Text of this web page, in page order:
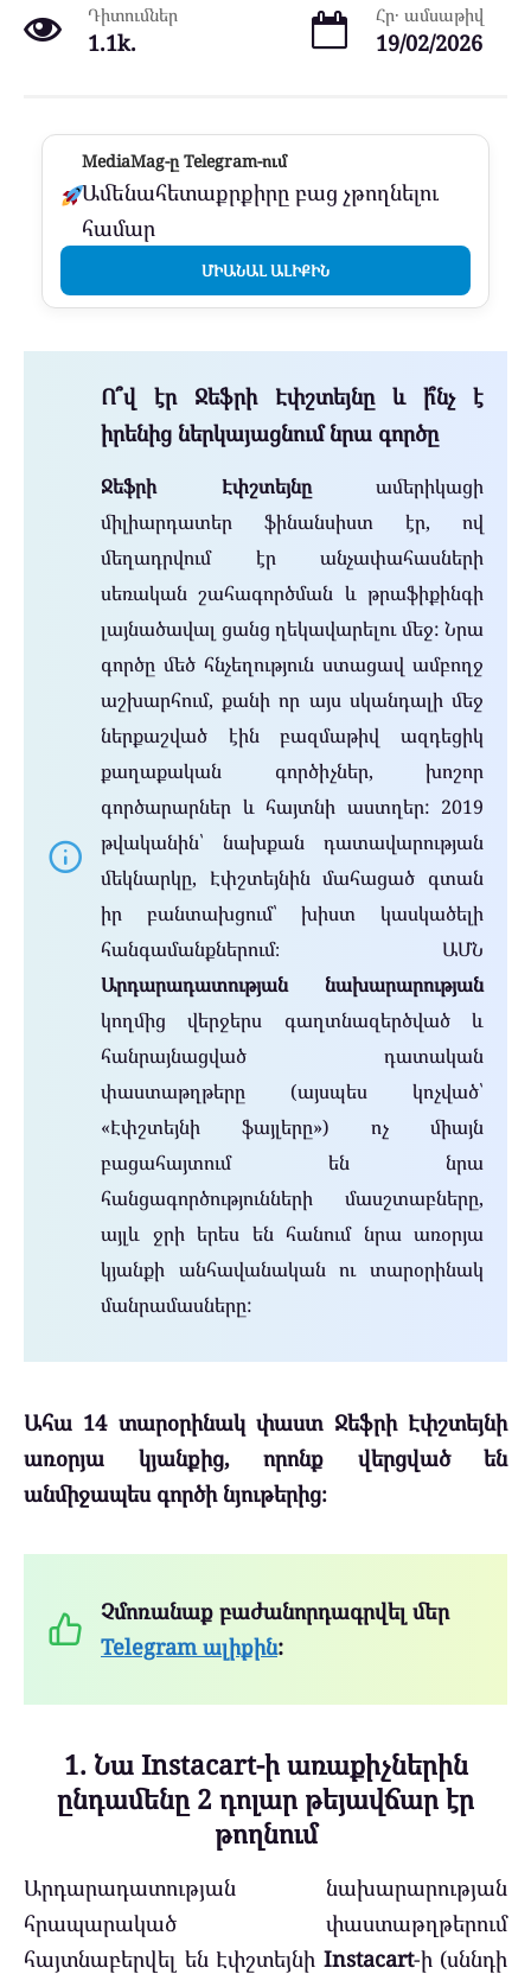
Դիտումներ
1.1k.
Հր․ ամսաթիվ
19/02/2026
MediaMag-ը Telegram-ում
Ամենահետաքրքիրը բաց չթողնելու
համար
ՄԻԱՆԱԼ ԱԼԻՔԻՆ
Ո՞վ էր Ջեֆրի Էփշտեյնը և ի՞նչ է
իրենից ներկայացնում նրա գործը
Ջեֆրի Էփշտեյնըամերիկացի
միլիարդատեր ֆինանսիստ էր, ով
մեղադրվում էր անչափահասների
սեռական շահագործման և թրաֆիքինգի
լայնածավալ ցանց ղեկավարելու մեջ: Նրա
գործը մեծ հնչեղություն ստացավ ամբողջ
աշխարհում, քանի որ այս սկանդալի մեջ
ներքաշված էին բազմաթիվ ազդեցիկ
քաղաքական գործիչներ, խոշոր
գործարարներ և հայտնի աստղեր: 2019
թվականին՝ նախքան դատավարության
մեկնարկը, Էփշտեյնին մահացած գտան
իր բանտախցում՝ խիստ կասկածելի
հանգամանքներում։ ԱՄՆ
Արդարադատության նախարարության
կողմից վերջերս գաղտնազերծված և
հանրայնացված դատական
փաստաթղթերը (այսպես կոչված՝
«Էփշտեյնի ֆայլերը») ոչ միայն
բացահայտում են նրա
հանցագործությունների մասշտաբները,
այլև ջրի երես են հանում նրա առօրյա
կյանքի անհավանական ու տարօրինակ
մանրամասները:
Ահա 14 տարօրինակ փաստ Ջեֆրի Էփշտեյնի
առօրյա կյանքից, որոնք վերցված են
անմիջապես գործի նյութերից։
Չմոռանաք բաժանորդագրվել մեր
Telegram ալիքին:
1. Նա Instacart-ի առաքիչներին
ընդամենը 2 դոլար թեյավճար էր
թողնում
Արդարադատության նախարարության
հրապարակած փաստաթղթերում
հայտնաբերվել են Էփշտեյնի Instacart-ի (սննդի